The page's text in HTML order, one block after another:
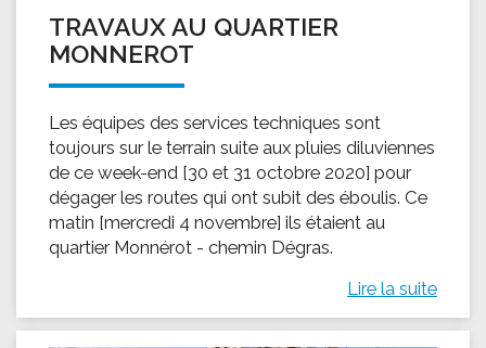
TRAVAUX AU QUARTIER
MONNEROT
Les équipes des services techniques sont
toujours sur le terrain suite aux pluies diluviennes
de ce week-end [30 et 31 octobre 2020] pour
dégager les routes qui ont subit des éboulis. Ce
matin [mercredi 4 novembre] ils étaient au
quartier Monnérot - chemin Dégras.
Lire la suite